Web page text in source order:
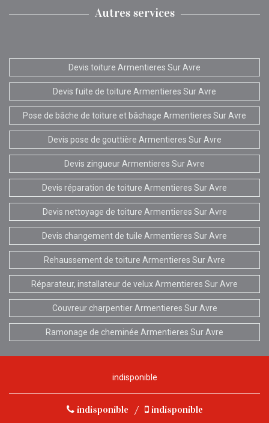
Autres services
Devis toiture Armentieres Sur Avre
Devis fuite de toiture Armentieres Sur Avre
Pose de bâche de toiture et bâchage Armentieres Sur Avre
Devis pose de gouttière Armentieres Sur Avre
Devis zingueur Armentieres Sur Avre
Devis réparation de toiture Armentieres Sur Avre
Devis nettoyage de toiture Armentieres Sur Avre
Devis changement de tuile Armentieres Sur Avre
Rehaussement de toiture Armentieres Sur Avre
Réparateur, installateur de velux Armentieres Sur Avre
Couvreur charpentier Armentieres Sur Avre
Ramonage de cheminée Armentieres Sur Avre
indisponible
indisponible / indisponible